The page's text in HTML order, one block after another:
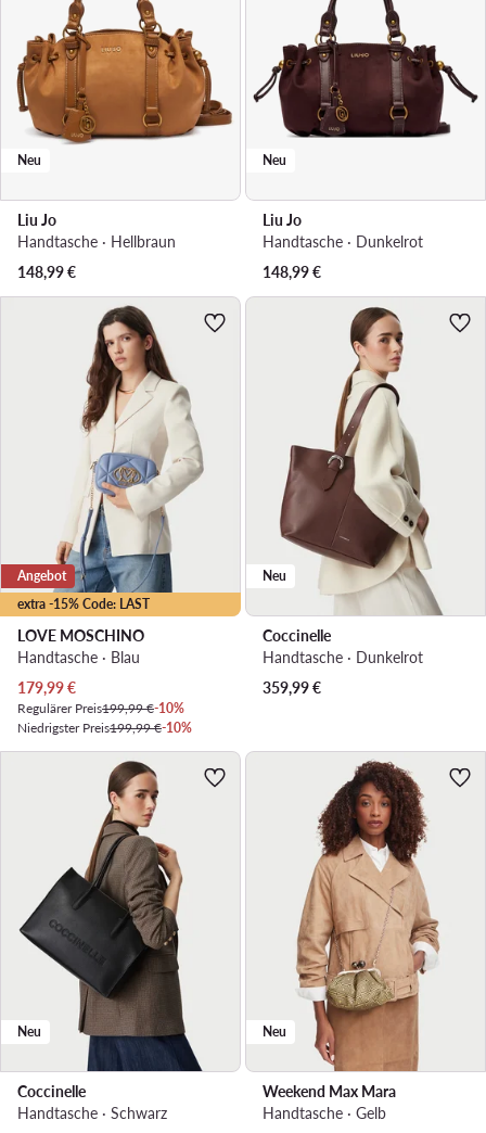
Neu
Liu Jo
Handtasche · Hellbraun
148,99€
Neu
Liu Jo
Handtasche · Dunkelrot
148,99€
extra -15% Code: LAST
Angebot
LOVE MOSCHINO
Handtasche · Blau
Aktueller Preis
179,99€
Regulärer Preis199,99 €-10%
Niedrigster Preis199,99 €-10%
Neu
Coccinelle
Handtasche · Dunkelrot
359,99€
Neu
Coccinelle
Handtasche · Schwarz
Neu
Weekend Max Mara
Handtasche · Gelb